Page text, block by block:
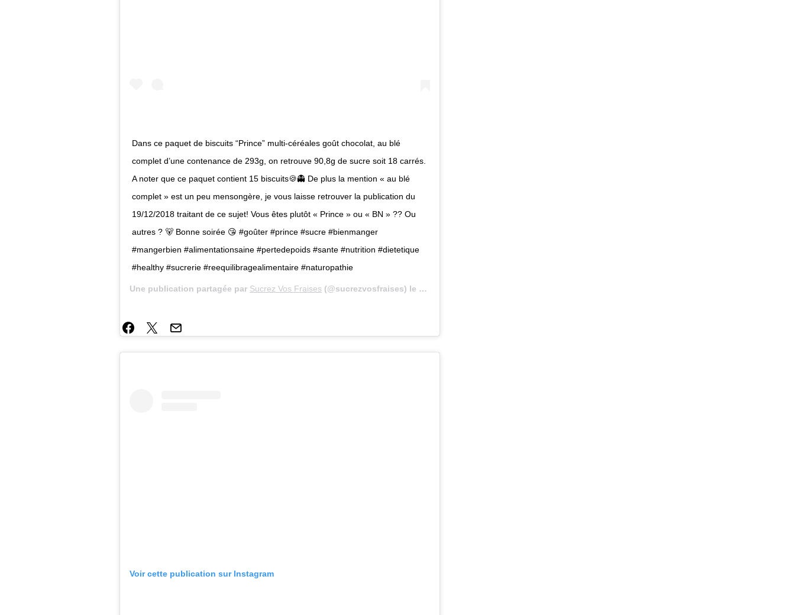
Dans ce paquet de biscuits “Prince” multi-céréales goût chocolat, au blé
complet d’une contenance de 293g, on retrouve 90,8g de sucre soit 18 carrés.
A noter que ce paquet contient 15 biscuits🍪👻 De plus la mention « au blé
complet » est un peu mensongère, je vous laisse retrouver la publication du
19/12/2018 traitant de ce sujet! Vous êtes plutôt « Prince » ou « BN » ?? Ou
autres ? 🐻 Bonne soirée 😘 #goûter #prince #sucre #bienmanger
#mangerbien #alimentationsaine #pertedepoids #sante #nutrition #dietetique
#healthy #sucrerie #reequilibragealimentaire #naturopathie
Une publication partagée par Sucrez Vos Fraises (@sucrezvosfraises) le 18 Févr. 2019 à 9 :31 PST
Voir cette publication sur Instagram